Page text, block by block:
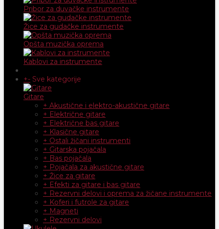
Pribor za duvačke instrumente
Žice za gudačke instrumente
Opšta muzička oprema
Kablovi za instrumente
+- Sve kategorije
Gitare
+ Akustične i elektro-akustične gitare
+ Električne gitare
+ Električne bas gitare
+ Klasične gitare
+ Ostali žičani instrumenti
+ Gitarska pojačala
+ Bas pojačala
+ Pojačala za akustične gitare
+ Žice za gitare
+ Efekti za gitare i bas gitare
+ Rezervni delovi i oprema za žičane instrumente
+ Koferi i futrole za gitare
+ Magneti
+ Rezervni delovi